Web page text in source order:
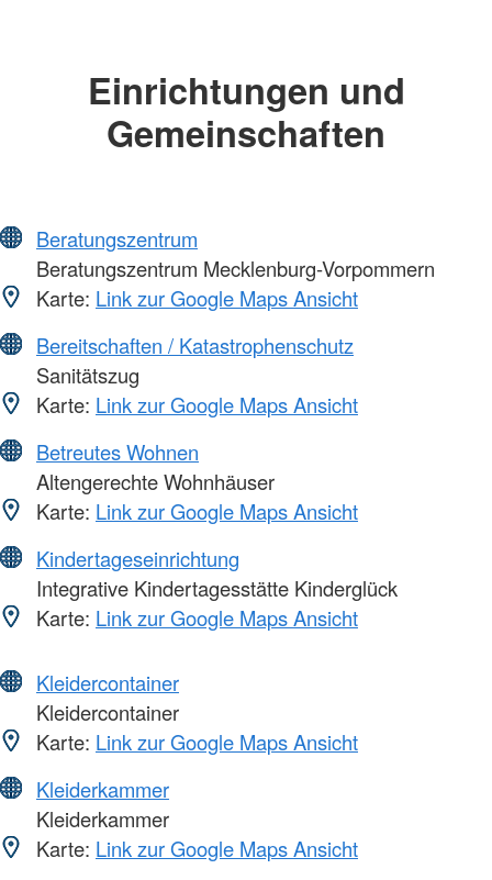
Einrichtungen und
Gemeinschaften
Beratungszentrum
Beratungszentrum Mecklenburg-Vorpommern
Karte: Link zur Google Maps Ansicht
Bereitschaften / Katastrophenschutz
Sanitätszug
Karte: Link zur Google Maps Ansicht
Betreutes Wohnen
Altengerechte Wohnhäuser
Karte: Link zur Google Maps Ansicht
Kindertageseinrichtung
Integrative Kindertagesstätte Kinderglück
Karte: Link zur Google Maps Ansicht
Kleidercontainer
Kleidercontainer
Karte: Link zur Google Maps Ansicht
Kleiderkammer
Kleiderkammer
Karte: Link zur Google Maps Ansicht